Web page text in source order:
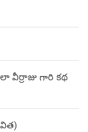
వీర్రాజు గారి కథ